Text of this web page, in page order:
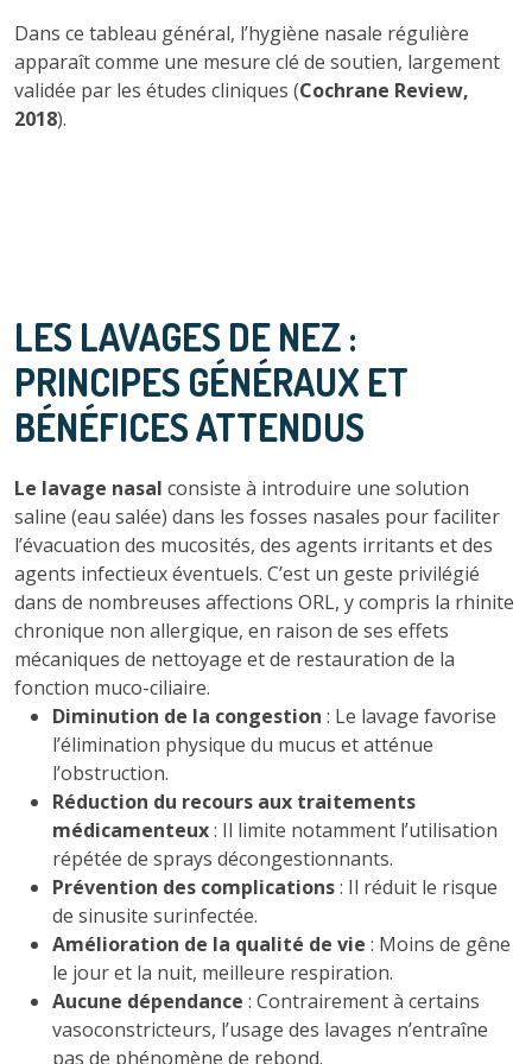
Dans ce tableau général, l’hygiène nasale régulière
apparaît comme une mesure clé de soutien, largement
validée par les études cliniques (Cochrane Review,
2018).
LES LAVAGES DE NEZ :
PRINCIPES GÉNÉRAUX ET
BÉNÉFICES ATTENDUS
Le lavage nasal consiste à introduire une solution
saline (eau salée) dans les fosses nasales pour faciliter
l’évacuation des mucosités, des agents irritants et des
agents infectieux éventuels. C’est un geste privilégié
dans de nombreuses affections ORL, y compris la rhinite
chronique non allergique, en raison de ses effets
mécaniques de nettoyage et de restauration de la
fonction muco-ciliaire.
Diminution de la congestion : Le lavage favorise
l’élimination physique du mucus et atténue
l’obstruction.
Réduction du recours aux traitements
médicamenteux: Il limite notamment l’utilisation
répétée de sprays décongestionnants.
Prévention des complications: Il réduit le risque
de sinusite surinfectée.
Amélioration de la qualité de vie : Moins de gêne
le jour et la nuit, meilleure respiration.
Aucune dépendance : Contrairement à certains
vasoconstricteurs, l’usage des lavages n’entraîne
pas de phénomène de rebond.